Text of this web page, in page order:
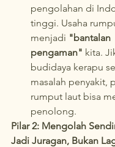
pengolahan di
tinggi. Usaha
menjadi "bantalan
pengaman" kita.
budidaya kerapu
masalah penyakit,
rumput laut bisa
penolong.
Pilar 2: Mengolah
Jadi Juragan, Bukan